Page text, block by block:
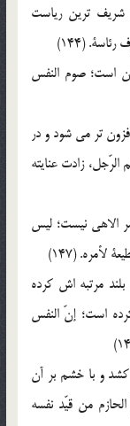
ترين رياست
(144)
است؛ صوم النفس
تر مي شود و در
زادت عنايته
الاهي نيست؛ ليس
(147)
مرتبه اش کرده
است؛ إنّ النفس
و با خشم بر آن
من قيّد نفسه